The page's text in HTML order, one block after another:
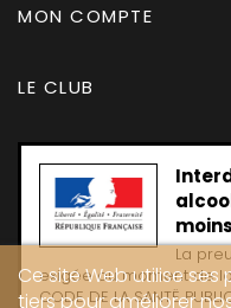
MON COMPTE
LE CLUB
La
exigée au moment de
CODE DE LA SANTË
Ce site Web utilise
tiers pour améliorer